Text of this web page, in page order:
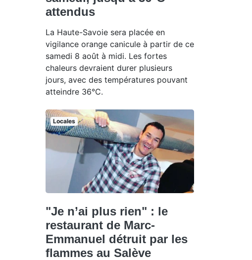
attendus
La Haute-Savoie sera placée en
vigilance orange canicule à partir de ce
samedi 8 août à midi. Les fortes
chaleurs devraient durer plusieurs
jours, avec des températures pouvant
atteindre 36°C.
Locales
"Je n’ai plus rien" : le
restaurant de Marc-
Emmanuel détruit par les
flammes au Salève